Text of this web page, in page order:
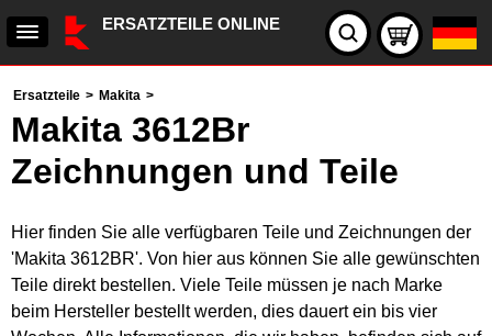
ERSATZTEILE ONLINE
Ersatzteile > Makita >
Makita 3612Br
Zeichnungen und Teile
Hier finden Sie alle verfügbaren Teile und Zeichnungen der
'Makita 3612BR'. Von hier aus können Sie alle gewünschten
Teile direkt bestellen. Viele Teile müssen je nach Marke
beim Hersteller bestellt werden, dies dauert ein bis vier